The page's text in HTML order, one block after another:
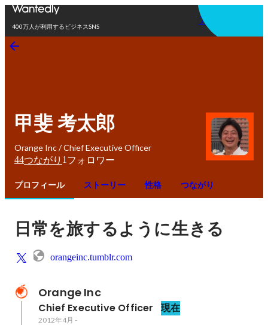
400万人が利用するビジネスSNS
アプリを使う
甲斐 考太郎
Orange Inc / Chief Executive Officer
44つながり 1 フォロワー
プロフィール ストーリー 性格 つながり
日常を旅するように生きる
orangeinc.tumblr.com
Orange Inc
Chief Executive Officer 現在
2012年4月 -